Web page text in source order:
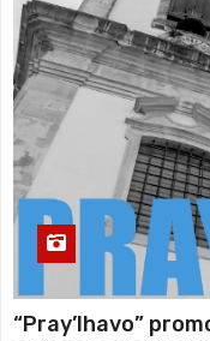
“Pray’lhavo”